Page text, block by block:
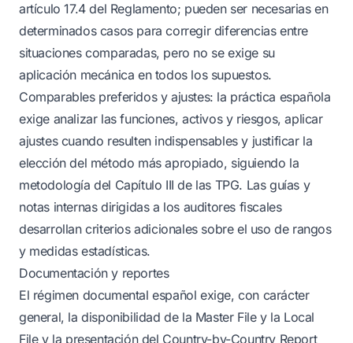
artículo 17.4 del Reglamento; pueden ser necesarias en
determinados casos para corregir diferencias entre
situaciones comparadas, pero no se exige su
aplicación mecánica en todos los supuestos.
Comparables preferidos y ajustes: la práctica española
exige analizar las funciones, activos y riesgos, aplicar
ajustes cuando resulten indispensables y justificar la
elección del método más apropiado, siguiendo la
metodología del Capítulo III de las TPG. Las guías y
notas internas dirigidas a los auditores fiscales
desarrollan criterios adicionales sobre el uso de rangos
y medidas estadísticas.
Documentación y reportes
El régimen documental español exige, con carácter
general, la disponibilidad de la Master File y la Local
File y la presentación del Country-by-Country Report